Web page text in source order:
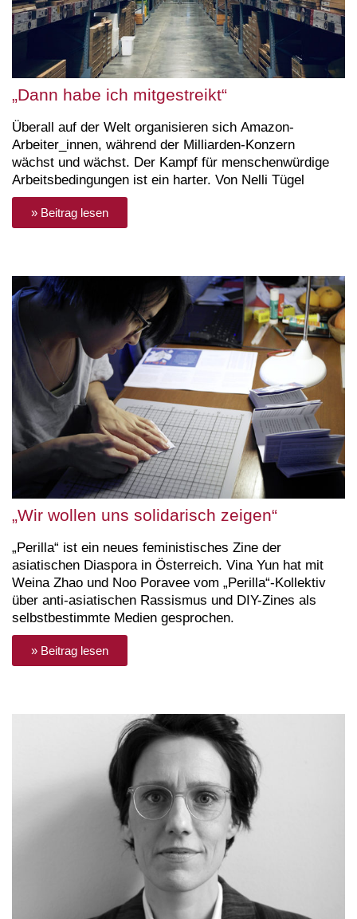
„Dann habe ich mitgestreikt“
Überall auf der Welt organisieren sich Amazon-
Arbeiter_innen, während der Milliarden-Konzern
wächst und wächst. Der Kampf für menschenwürdige
Arbeitsbedingungen ist ein harter. Von Nelli Tügel
» Beitrag lesen
„Wir wollen uns solidarisch zeigen“
„Perilla“ ist ein neues feministisches Zine der
asiatischen Diaspora in Österreich. Vina Yun hat mit
Weina Zhao und Noo Poravee vom „Perilla“-Kollektiv
über anti-asiatischen Rassismus und DIY-Zines als
selbstbestimmte Medien gesprochen.
» Beitrag lesen